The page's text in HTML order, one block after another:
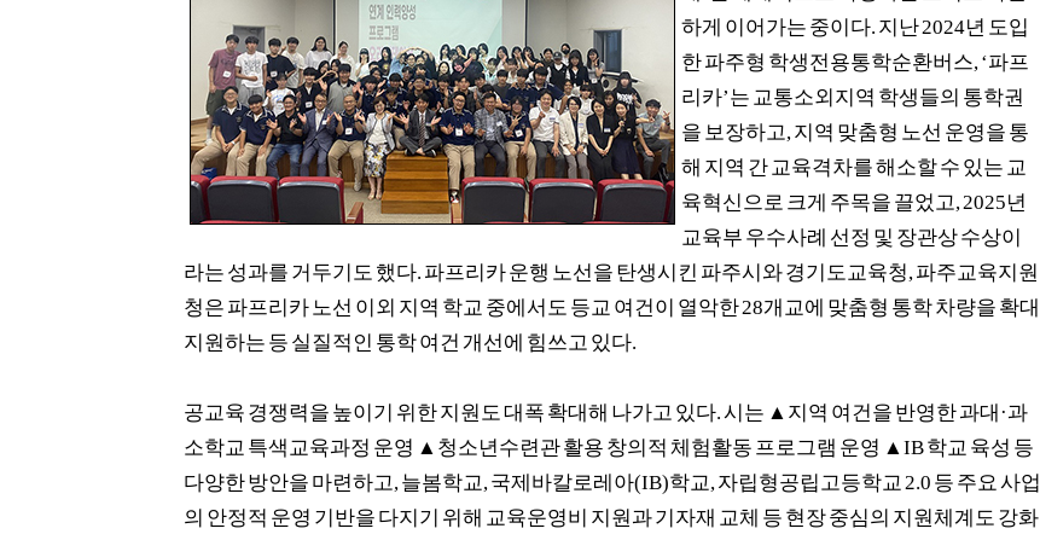
하게 이어가는 중이다. 지난2024년 도입
한 파주형 학생전용통학순환버스, ‘파프
리카’는 교통소외지역 학생들의 통학권
을 보장하고,지역 맞춤형 노선 운영을 통
해 지역 간 교육격차를 해소할 수 있는 교
육혁신으로 크게 주목을 끌었고,2025년
교육부 우수사례 선정 및 장관상 수상이
라는 성과를 거두기도 했다. 파프리카 운행 노선을 탄생시킨 파주시와 경기도교육청,파주교육지원
청은 파프리카 노선 이외 지역 학교 중에서도 등교 여건이 열악한28개교에 맞춤형 통학 차량을 확대
지원하는 등 실질적인 통학 여건 개선에 힘쓰고 있다.
공교육 경쟁력을 높이기 위한 지원도 대폭 확대해 나가고 있다.시는 ▲ 지역 여건을 반영한과대 ·과
소학교 특색교육과정 운영 ▲ 청소년수련관 활용 창의적 체험활동 프로그램 운영 ▲IB학교 육성 등
다양한 방안을 마련하고,늘봄학교,국제바칼로레아(IB)학교,자립형공립고등학교2.0 등 주요 사업
의 안정적 운영 기반을 다지기 위해 교육운영비 지원과 기자재 교체 등 현장 중심의 지원체계도 강화